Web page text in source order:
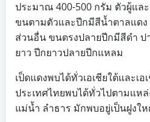
ประมาณ 400-500 กรัม ตัวผู้แ
ขนตามตัวและปีกมีสีน้ำตาลแด
ส่วนอื่น ขนตรงปลายปีกมีสีดำ ป
ยาว ปีกยาวปลายปีกแหลม
เป็ดแดงพบได้ทั่วเอเชียใต้และเ
ประเทศไทยพบได้ทั่วไปตามแห
แม่น้ำ ลำธาร มักพบอยู่เป็นฝูงใ